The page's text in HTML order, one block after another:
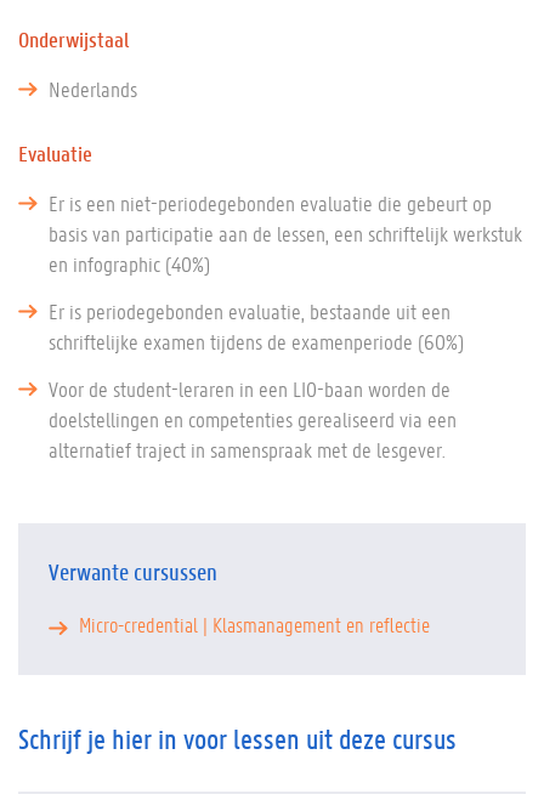
Onderwijstaal
Nederlands
Evaluatie
Er is een niet-periodegebonden evaluatie die gebeurt op
basis van participatie aan de lessen, een schriftelijk werkstuk
en infographic (40%)
Er is periodegebonden evaluatie, bestaande uit een
schriftelijke examen tijdens de examenperiode (60%)
Voor de student-leraren in een LIO-baan worden de
doelstellingen en competenties gerealiseerd via een
alternatief traject in samenspraak met de lesgever.
Verwante cursussen
Micro-credential | Klasmanagement en reflectie
Schrijf je hier in voor lessen uit deze cursus